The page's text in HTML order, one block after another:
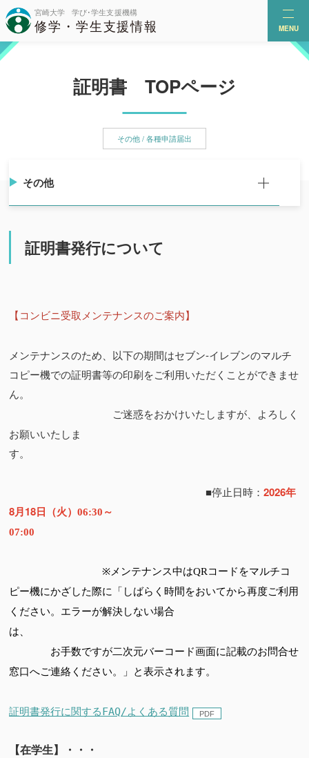
MENU
証明書 TOPページ
その他 / 各種申請届出
証明書発行について
【コンビニ受取メンテナンスのご案内】
メンテナンスのため、以下の期間はセブン-イレブンのマルチ
コピー機での証明書等の印刷をご利用いただくことができませ
ん。
ご迷惑をおかけいたしますが、よろしく
お願いいたしま
す。
■停止日時：2026年
8月18日（火）06:30 ～
07:00
※メンテナンス中はQRコードをマルチコ
ピー機にかざした際に「しばらく時間をおいてから再度ご利用
ください。エラーが解決しない場合
は、
お手数ですが二次元バーコード画面に記載のお問合せ
窓口へご連絡ください。」と表示されます。
証明書発行に関するFAQ/よくある質問
【在学生】・・・
その他